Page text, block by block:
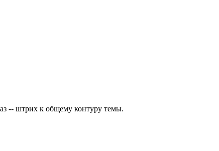
-- штрих к общему контуру темы.